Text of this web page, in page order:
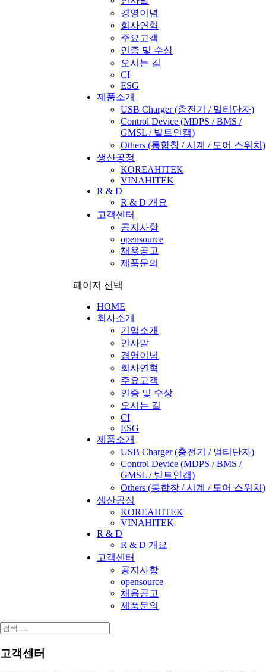
경영이념
회사연혁
주요고객
인증 및 수상
오시는 길
CI
ESG
제품소개
USB Charger(충전기 / 멀티단자)
Control Device (MDPS / BMS /
GMSL / 빌트인캠)
Others (통합창 / 시계 / 도어 스위치)
생산공정
KOREAHITEK
VINAHITEK
R & D
R & D 개요
고객센터
공지사항
opensource
채용공고
제품문의
페이지 선택
HOME
회사소개
기업소개
인사말
경영이념
회사연혁
주요고객
인증 및 수상
오시는 길
CI
ESG
제품소개
USB Charger(충전기 / 멀티단자)
Control Device (MDPS / BMS /
GMSL / 빌트인캠)
Others (통합창 / 시계 / 도어 스위치)
생산공정
KOREAHITEK
VINAHITEK
R & D
R & D 개요
고객센터
공지사항
opensource
채용공고
제품문의
고객센터